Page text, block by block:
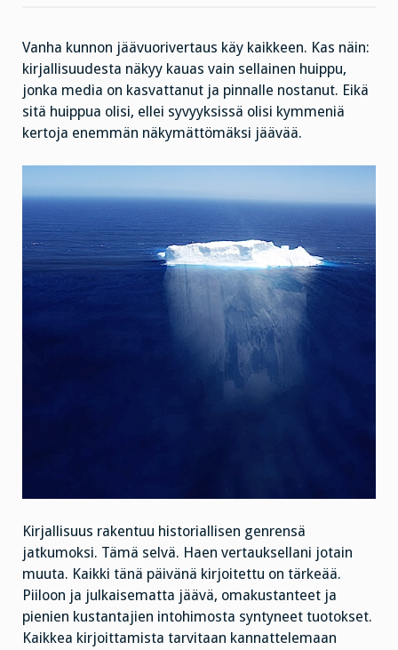
Vanha kunnon jäävuorivertaus käy kaikkeen. Kas näin:
kirjallisuudesta näkyy kauas vain sellainen huippu,
jonka media on kasvattanut ja pinnalle nostanut. Eikä
sitä huippua olisi, ellei syvyyksissä olisi kymmeniä
kertoja enemmän näkymättömäksi jäävää.
Kirjallisuus rakentuu historiallisen genrensä
jatkumoksi. Tämä selvä. Haen vertauksellani jotain
muuta. Kaikki tänä päivänä kirjoitettu on tärkeää.
Piiloon ja julkaisematta jäävä, omakustanteet ja
pienien kustantajien intohimosta syntyneet tuotokset.
Kaikkea kirjoittamista tarvitaan kannattelemaan